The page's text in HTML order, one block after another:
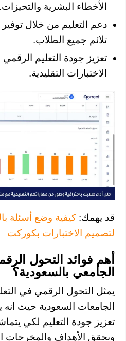
الأخطاء البشرية والتحيزات.
دعم التعليم من خلال توفير
تلائم جميع الطلاب.
تعزيز جودة التعليم الرقمي
الاختبارات التقليدية.
قد يهمك:كيفية وضع أسئلة
لتصميم الاختبارات بكوركت
أهم فوائد التحول
الجامعي بالسعودية؟
يمثل التحول الرقمي في
الجامعات السعودية حيث انه
تعزيز جودة التعليم لكي
ويحقق الأهداف والمخرجات